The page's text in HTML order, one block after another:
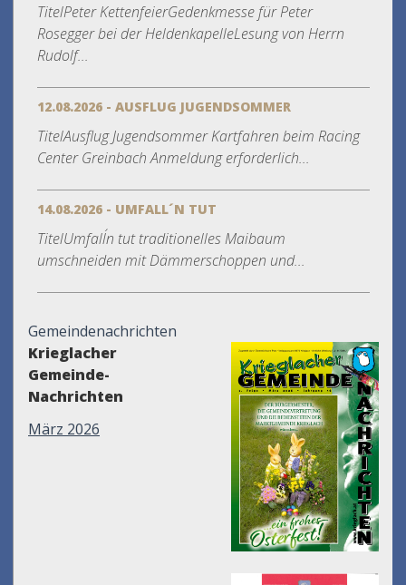
TitelPeter KettenfeierGedenkmesse für Peter
Rosegger bei der HeldenkapelleLesung von Herrn
Rudolf...
12.08.2026 - AUSFLUG JUGENDSOMMER
TitelAusflug Jugendsommer Kartfahren beim Racing
Center Greinbach Anmeldung erforderlich...
14.08.2026 - UMFALL´N TUT
TitelUmfall´n tut traditionelles Maibaum
umschneiden mit Dämmerschoppen und...
Gemeindenachrichten
Krieglacher
Gemeinde-
Nachrichten
März 2026